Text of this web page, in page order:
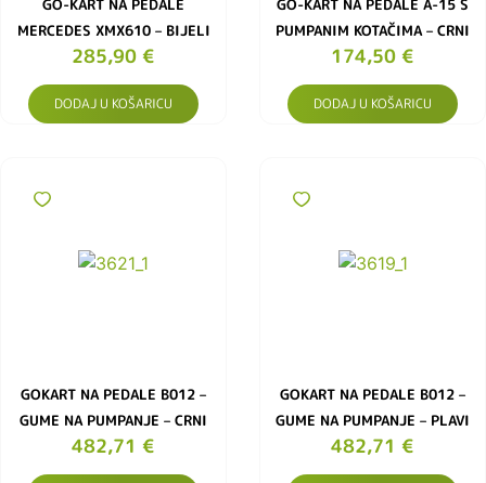
GO-KART NA PEDALE
MERCEDES XMX610 – BIJELI
285,90 €
DODAJ U KOŠARICU
GO-KART NA PEDALE A-15 S
PUMPANIM KOTAČIMA – CRNI
174,50 €
DODAJ U KOŠARICU
GOKART NA PEDALE B012 –
GUME NA PUMPANJE – CRNI
482,71 €
GOKART NA PEDALE B012 –
GUME NA PUMPANJE – PLAVI
482,71 €